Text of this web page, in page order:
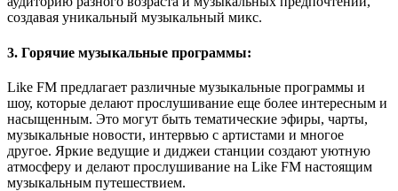
создавая уникальный музыкальный микс.
3. Горячие музыкальные программы:
Like FM предлагает различные музыкальные программы и
шоу, которые делают прослушивание еще более интересным и
насыщенным. Это могут быть тематические эфиры, чарты,
музыкальные новости, интервью с артистами и многое
другое. Яркие ведущие и диджеи станции создают уютную
атмосферу и делают прослушивание на Like FM настоящим
музыкальным путешествием.